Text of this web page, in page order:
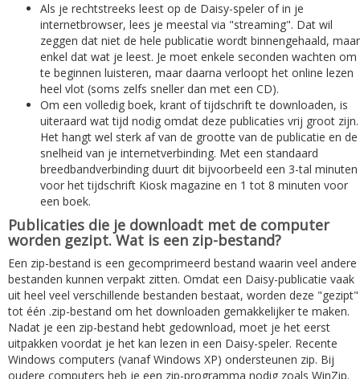
Als je rechtstreeks leest op de Daisy-speler of in je
internetbrowser, lees je meestal via "streaming". Dat wil
zeggen dat niet de hele publicatie wordt binnengehaald, maar
enkel dat wat je leest. Je moet enkele seconden wachten om
te beginnen luisteren, maar daarna verloopt het online lezen
heel vlot (soms zelfs sneller dan met een CD).
Om een volledig boek, krant of tijdschrift te downloaden, is
uiteraard wat tijd nodig omdat deze publicaties vrij groot zijn.
Het hangt wel sterk af van de grootte van de publicatie en de
snelheid van je internetverbinding. Met een standaard
breedbandverbinding duurt dit bijvoorbeeld een 3-tal minuten
voor het tijdschrift Kiosk magazine en 1 tot 8 minuten voor
een boek.
Publicaties die je downloadt met de computer
worden gezipt. Wat is een zip-bestand?
Een zip-bestand is een gecomprimeerd bestand waarin veel andere
bestanden kunnen verpakt zitten. Omdat een Daisy-publicatie vaak
uit heel veel verschillende bestanden bestaat, worden deze "gezipt"
tot één .zip-bestand om het downloaden gemakkelijker te maken.
Nadat je een zip-bestand hebt gedownload, moet je het eerst
uitpakken voordat je het kan lezen in een Daisy-speler. Recente
Windows computers (vanaf Windows XP) ondersteunen zip. Bij
oudere computers heb je een zip-programma nodig zoals WinZip.